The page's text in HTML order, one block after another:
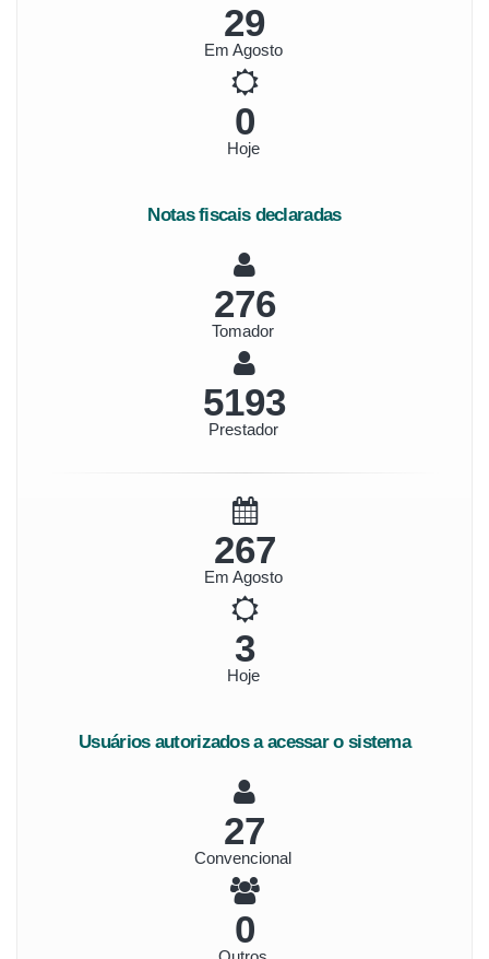
33
Em Agosto
0
Hoje
Notas fiscais declaradas
308
Tomador
5792
Prestador
298
Em Agosto
4
Hoje
Usuários autorizados a acessar o sistema
30
Convencional
0